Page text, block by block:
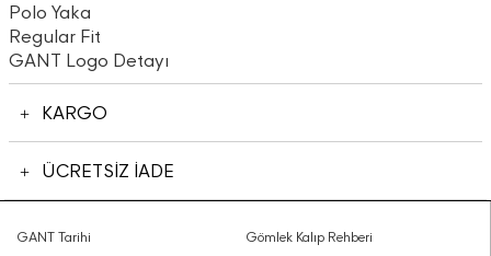
Polo Yaka
Regular Fit
GANT Logo Detayı
KARGO
ÜCRETSİZ İADE
GANT Tarihi Gömlek Kalıp Rehberi